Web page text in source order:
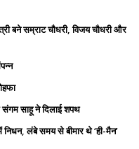
बने सम्राट चौधरी, विजय चौधरी और
साहू ने दिलाई शपथ
लंबे समय से बीमार थे ‘ही-मैन’